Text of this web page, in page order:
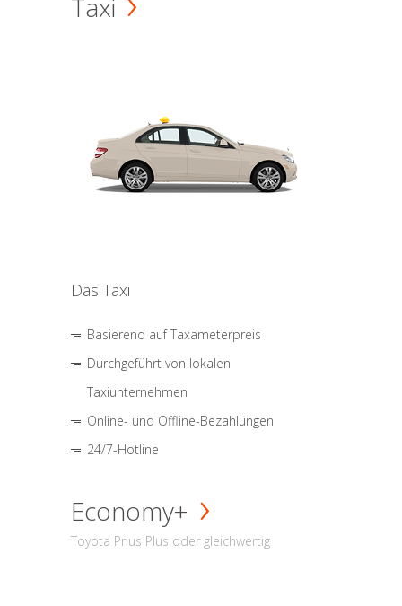
Taxi
Das Taxi
Basierend auf Taxameterpreis
Durchgeführt von lokalen
Taxiunternehmen
Online- und Offline-Bezahlungen
24/7-Hotline
Economy+
Toyota Prius Plus oder gleichwertig